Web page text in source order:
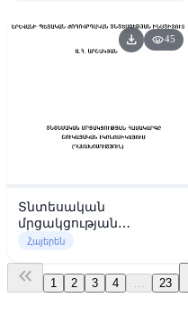
download visibility45
Տնտեսական
մրցակցության
համակարգը
էկոնոմիկայում
Հայերեն
keyboard_double_arrow_left 1 2 3 4 … 23